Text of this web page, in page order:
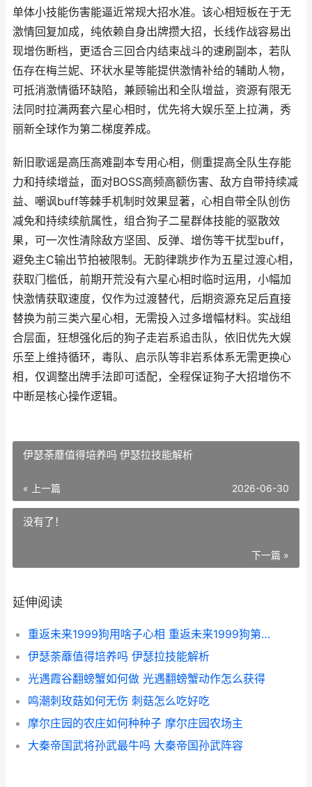
单体小技能伤害能逼近常规大招水准。该心相短板在于无
激情回复加成，纯依赖自身出牌攒大招，长线作战容易出
现增伤断档，更适合三回合内结束战斗的速刷副本，若队
伍存在梅兰妮、环状水星等能提供激情补给的辅助人物，
可抵消激情循环缺陷，兼顾输出和全队增益，资源有限无
法同时拉满两套六星心相时，优先将大娱乐至上拉满，秀
丽新全球作为第二梯度养成。
新旧歌谣是高压高难副本专用心相，侧重提高全队生存能
力和持续增益，面对BOSS高频高额伤害、敌方自带持续减
益、嘲讽buff等棘手机制时效果显著，心相自带全队创伤
减免和持续续航属性，组合狗子二星群体技能的驱散效
果，可一次性清除敌方坚固、反弹、增伤等干扰型buff，
避免主C输出节拍被限制。无韵律跳步作为五星过渡心相，
获取门槛低，前期开荒没有六星心相时临时运用，小幅加
快激情获取速度，仅作为过渡替代，后期资源充足后直接
替换为前三类六星心相，无需投入过多增幅材料。实战组
合层面，狂想强化后的狗子走岩系追击队，依旧优先大娱
乐至上维持循环，毒队、启示队等非岩系体系无需更换心
相，仅调整出牌手法即可适配，全程保证狗子大招增伤不
中断是核心操作逻辑。
伊瑟荼蘼值得培养吗 伊瑟拉技能解析
« 上一篇 2026-06-30
没有了！
下一篇 »
延伸阅读
重返未来1999狗用啥子心相 重返未来1999狗第二关
伊瑟荼蘼值得培养吗 伊瑟拉技能解析
光遇霞谷翻螃蟹如何做 光遇翻螃蟹动作怎么获得
鸣潮刺玫菇如何无伤 刺菇怎么吃好吃
摩尔庄园的农庄如何种种子 摩尔庄园农场主
大秦帝国武将孙武最牛吗 大秦帝国孙武阵容